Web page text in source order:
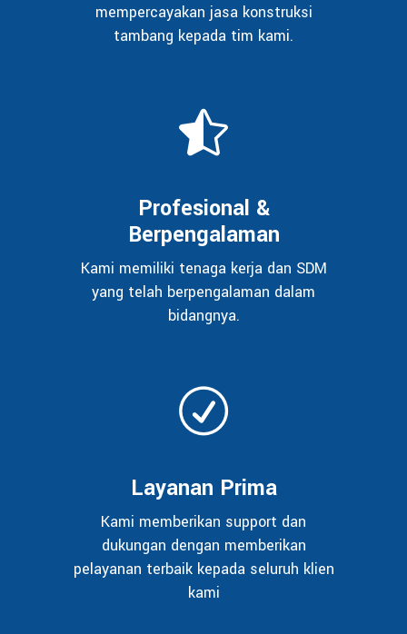
mempercayakan jasa konstruksi
tambang kepada tim kami.
Profesional &
Berpengalaman
Kami memiliki tenaga kerja dan SDM
yang telah berpengalaman dalam
bidangnya.
Layanan Prima
Kami memberikan support dan
dukungan dengan memberikan
pelayanan terbaik kepada seluruh klien
kami